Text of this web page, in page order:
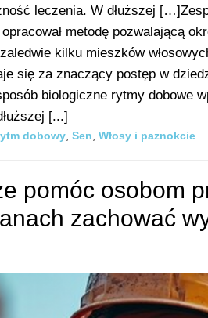
leczenia. W dłuższej
metodę pozwalającą
kilku mieszków
się za znaczący postęp w
biologiczne rytmy dobowe
[...]
dobowy Sen Włosy i paznokcie
pomóc osobom
zachować